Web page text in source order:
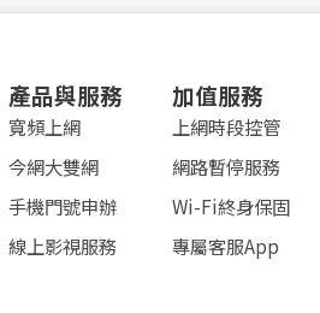
產品與服務
寬頻上網
今網大雙網
手機門號申辦
線上影視服務
加值服務
上網時段控管
網路暫停服務
Wi-Fi終身保固
專屬客服App